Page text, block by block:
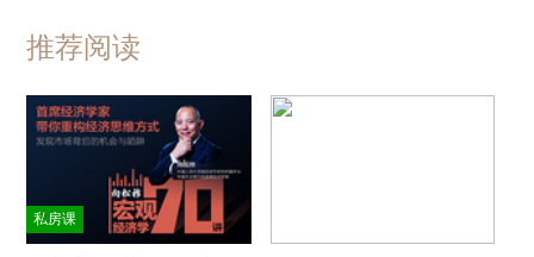
推荐阅读
私房课